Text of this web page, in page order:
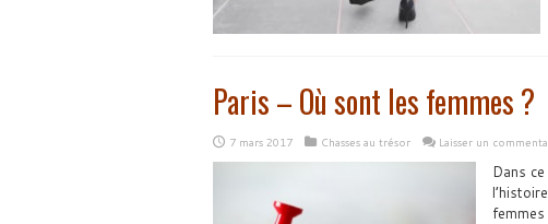
Paris – Où sont les femmes ?
7 mars 2017 Chasses au trésor Laisser un
Dans